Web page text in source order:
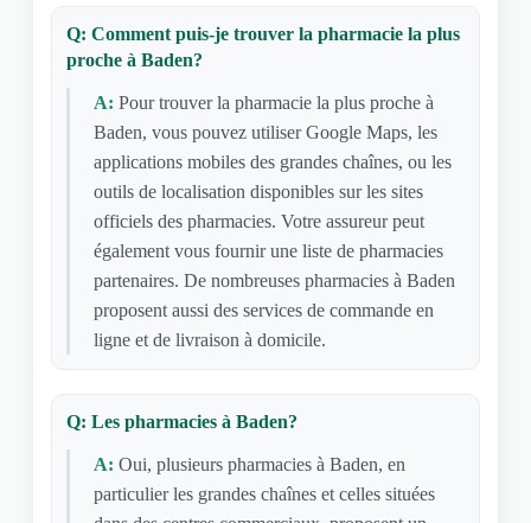
Q: Comment puis-je trouver la pharmacie la plus
proche à Baden?
A: Pour trouver la pharmacie la plus proche à
Baden, vous pouvez utiliser Google Maps, les
applications mobiles des grandes chaînes, ou les
outils de localisation disponibles sur les sites
officiels des pharmacies. Votre assureur peut
également vous fournir une liste de pharmacies
partenaires. De nombreuses pharmacies à Baden
proposent aussi des services de commande en
ligne et de livraison à domicile.
Q: Les pharmacies à Baden?
A: Oui, plusieurs pharmacies à Baden, en
particulier les grandes chaînes et celles situées